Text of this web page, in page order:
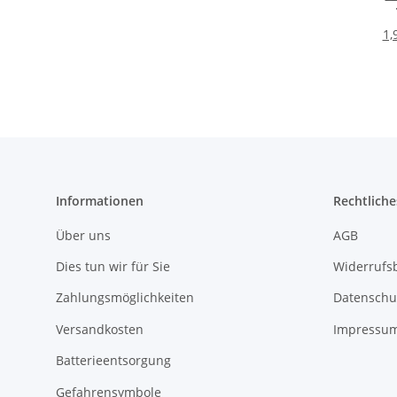
Informationen
Über uns
Dies tun wir für Sie
Zahlungsmöglichkeiten
Versandkosten
Batterieentsorgung
Gefahrensymbole
AGB